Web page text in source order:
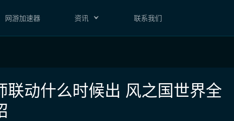
网游加速器 资讯 联系我们
联动什么时候出​ 风之国世界全